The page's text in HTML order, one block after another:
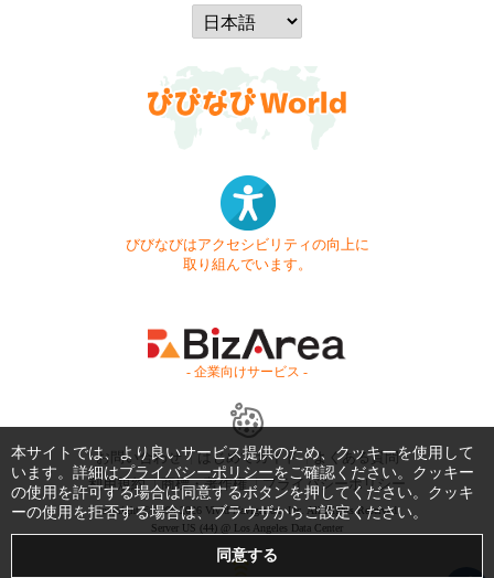
びびなびはアクセシビリティの向上に
取り組んでいます。
- 企業向けサービス -
お問い合わせ はじめてガイド
よくある質問
利用規約
商標・著作権 プライバシーポリシー
Copyright © 1999-2026 Vivid Navigation, Inc. All Rights Reserved.
Server US (44) @ Los Angeles Data Center
本サイトでは、より良いサービス提供のため、クッキーを使用して
います。詳細はプライバシーポリシーをご確認ください。クッキー
の使用を許可する場合は同意するボタンを押してください。クッキ
ーの使用を拒否する場合は、ブラウザからご設定ください。